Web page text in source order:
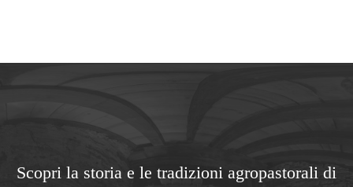
Scopri la storia e le tradizioni agropastorali di